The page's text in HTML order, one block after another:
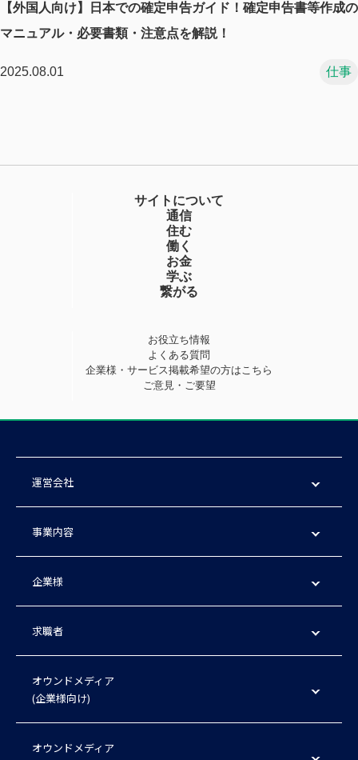
【外国人向け】日本での確定申告ガイド！確定申告書等作成の
マニュアル・必要書類・注意点を解説！
2025.08.01 仕事
サイトについて
通信
住む
働く
お金
学ぶ
繋がる
お役立ち情報
よくある質問
企業様・サービス掲載希望の方はこちら
ご意見・ご要望
運営会社
事業内容
企業様
求職者
オウンドメディア
(企業様向け)
オウンドメディア